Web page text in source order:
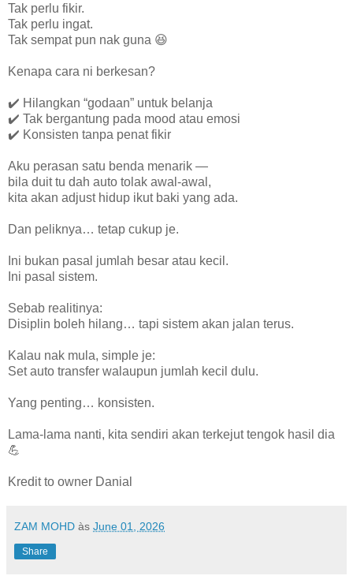
Tak perlu fikir.
Tak perlu ingat.
Tak sempat pun nak guna 😆
Kenapa cara ni berkesan?
✔️ Hilangkan “godaan” untuk belanja
✔️ Tak bergantung pada mood atau emosi
✔️ Konsisten tanpa penat fikir
Aku perasan satu benda menarik —
bila duit tu dah auto tolak awal-awal,
kita akan adjust hidup ikut baki yang ada.
Dan peliknya… tetap cukup je.
Ini bukan pasal jumlah besar atau kecil.
Ini pasal sistem.
Sebab realitinya:
Disiplin boleh hilang… tapi sistem akan jalan terus.
Kalau nak mula, simple je:
Set auto transfer walaupun jumlah kecil dulu.
Yang penting… konsisten.
Lama-lama nanti, kita sendiri akan terkejut tengok hasil dia
💪
Kredit to owner Danial
ZAM MOHD às June 01, 2026
Share